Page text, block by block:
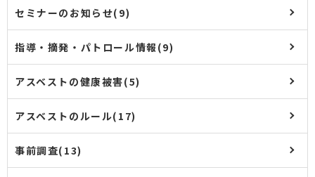
セミナーのお知らせ(9)
指導・摘発・パトロール情報(9)
アスベストの健康被害(5)
アスベストのルール(17)
事前調査(13)